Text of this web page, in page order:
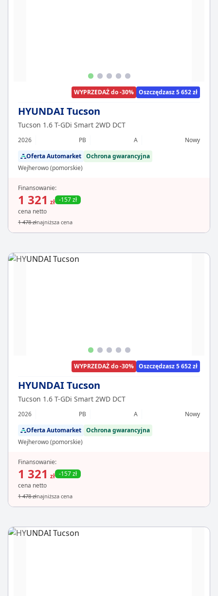
WYPRZEDAŻ do -30% Oszczędzasz 5 652 zł
HYUNDAI Tucson
Tucson 1.6 T-GDi Smart 2WD DCT
2026 PB A
Nowy
Oferta Automarket Ochrona gwarancyjna
Wejherowo (pomorskie)
Finansowanie:
1 321 zł -157 zł
cena netto
1 478 złnajniższa cena
WYPRZEDAŻ do -30% Oszczędzasz 5 652 zł
HYUNDAI Tucson
Tucson 1.6 T-GDi Smart 2WD DCT
2026 PB A
Nowy
Oferta Automarket Ochrona gwarancyjna
Wejherowo (pomorskie)
Finansowanie:
1 321 zł -157 zł
cena netto
1 478 złnajniższa cena